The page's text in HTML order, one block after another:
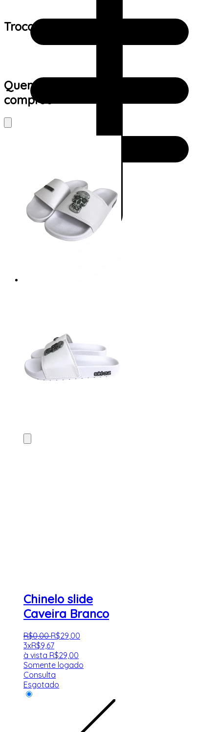
Trocas e devoluções:
Quem viu este produto também
comprou
Chinelo slide
Caveira Branco
R$0,00 R$29 00
3xR$9,67
à vista R$29,00
Somente logado
Consulta
Esgotado